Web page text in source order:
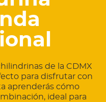
de la CDMX
para disfrutar con
aprenderás cómo
ideal para